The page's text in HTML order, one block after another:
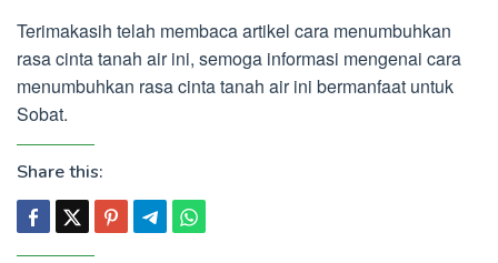
Terimakasih telah membaca artikel cara menumbuhkan
rasa cinta tanah air ini, semoga informasi mengenai cara
menumbuhkan rasa cinta tanah air ini bermanfaat untuk
Sobat.
Share this: